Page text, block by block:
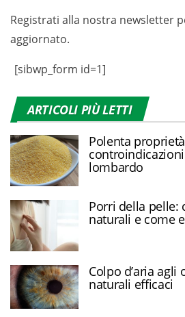
Registrati alla nostra newsletter
aggiornato.
[sibwp_form id=1]
ARTICOLI PIÙ LETTI
Polenta
lombardo
Porri della pelle:
naturali e come
Colpo d’aria agli
naturali efficaci